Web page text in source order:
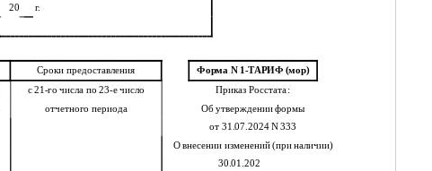
20 г.
Сроки предоставления
Форма N 1-ТАРИФ (мор)
с 21-го числа по 23-е число
Приказ Росстата:
Об утверждении формы
от 31.07.2024 N 333
О внесении изменений (при наличии)
отчетного периода
30.01.202